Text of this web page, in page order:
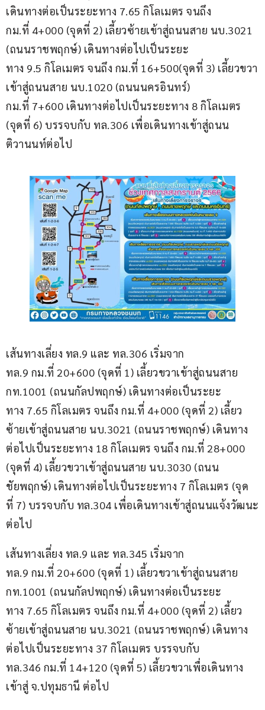
เดินทางต่อเป็นระยะทาง 7.65 กิโลเมตร จนถึง
กม.ที่ 4+000 (จุดที่ 2) เลี้ยวซ้ายเข้าสู่ถนนสาย นบ.3021
(ถนนราชพฤกษ์) เดินทางต่อไปเป็นระยะ
ทาง 9.5 กิโลเมตร จนถึง กม.ที่ 16+500(จุดที่ 3) เลี้ยวขวา
เข้าสู่ถนนสาย นบ.1020 (ถนนนครอินทร์)
กม.ที่ 7+600 เดินทางต่อไปเป็นระยะทาง 8 กิโลเมตร
(จุดที่ 6) บรรจบกับ ทล.306 เพื่อเดินทางเข้าสู่ถนน
ติวานนท์ต่อไป
เส้นทางเลี่ยง ทล.9 และ ทล.306 เริ่มจาก
ทล.9 กม.ที่ 20+600 (จุดที่ 1) เลี้ยวขวาเข้าสู่ถนนสาย
กท.1001 (ถนนกัลปพฤกษ์) เดินทางต่อเป็นระยะ
ทาง 7.65 กิโลเมตร จนถึง กม.ที่ 4+000 (จุดที่ 2) เลี้ยว
ซ้ายเข้าสู่ถนนสาย นบ.3021 (ถนนราชพฤกษ์) เดินทาง
ต่อไปเป็นระยะทาง 18 กิโลเมตร จนถึง กม.ที่ 28+000
(จุดที่ 4) เลี้ยวขวาเข้าสู่ถนนสาย นบ.3030 (ถนน
ชัยพฤกษ์) เดินทางต่อไปเป็นระยะทาง 7 กิโลเมตร (จุด
ที่ 7) บรรจบกับ ทล.304 เพื่อเดินทางเข้าสู่ถนนแจ้งวัฒนะ
ต่อไป
เส้นทางเลี่ยง ทล.9 และ ทล.345 เริ่มจาก
ทล.9 กม.ที่ 20+600 (จุดที่ 1) เลี้ยวขวาเข้าสู่ถนนสาย
กท.1001 (ถนนกัลปพฤกษ์) เดินทางต่อเป็นระยะ
ทาง 7.65 กิโลเมตร จนถึง กม.ที่ 4+000 (จุดที่ 2) เลี้ยว
ซ้ายเข้าสู่ถนนสาย นบ.3021 (ถนนราชพฤกษ์) เดินทาง
ต่อไปเป็นระยะทาง 37 กิโลเมตร บรรจบกับ
ทล.346 กม.ที่ 14+120 (จุดที่ 5) เลี้ยวขวาเพื่อเดินทาง
เข้าสู่ จ.ปทุมธานี ต่อไป